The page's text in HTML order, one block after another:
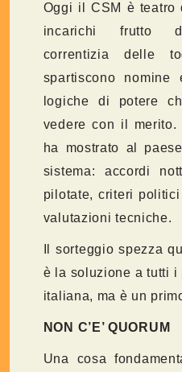
Oggi il CSM è teatro
incarichi frutto
correntizia delle
spartiscono nomine
logiche di potere
vedere con il merito.
ha mostrato al
sistema: accordi
pilotate, criteri
valutazioni tecniche.
Il sorteggio spezza
è la soluzione a tutti
italiana, ma è un
NON C’E’ QUORUM
Una cosa